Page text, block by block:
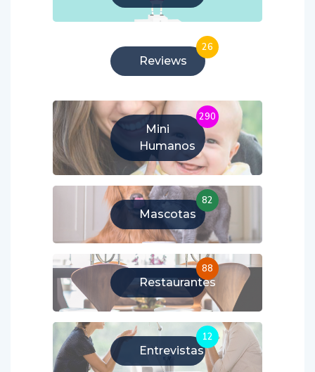
Reviews
26
Mini
Humanos
290
Mascotas
82
Restaurantes
88
Entrevistas
12